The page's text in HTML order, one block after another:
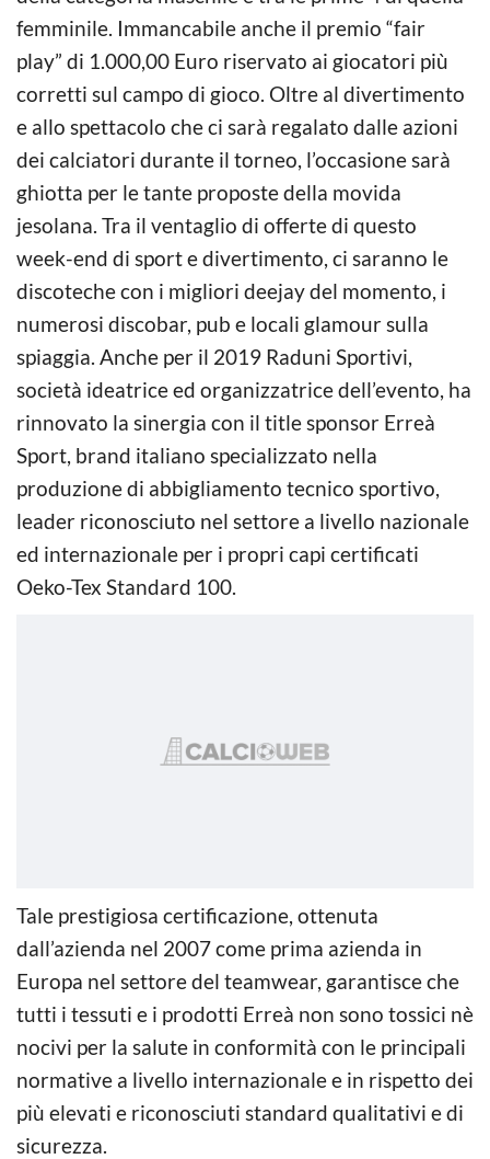
femminile. Immancabile anche il premio “fair
play” di 1.000,00 Euro riservato ai giocatori più
corretti sul campo di gioco. Oltre al divertimento
e allo spettacolo che ci sarà regalato dalle azioni
dei calciatori durante il torneo, l’occasione sarà
ghiotta per le tante proposte della movida
jesolana. Tra il ventaglio di offerte di questo
week-end di sport e divertimento, ci saranno le
discoteche con i migliori deejay del momento, i
numerosi discobar, pub e locali glamour sulla
spiaggia. Anche per il 2019 Raduni Sportivi,
società ideatrice ed organizzatrice dell’evento, ha
rinnovato la sinergia con il title sponsor Erreà
Sport, brand italiano specializzato nella
produzione di abbigliamento tecnico sportivo,
leader riconosciuto nel settore a livello nazionale
ed internazionale per i propri capi certificati
Oeko-Tex Standard 100.
Tale prestigiosa certificazione, ottenuta
dall’azienda nel 2007 come prima azienda in
Europa nel settore del teamwear, garantisce che
tutti i tessuti e i prodotti Erreà non sono tossici nè
nocivi per la salute in conformità con le principali
normative a livello internazionale e in rispetto dei
più elevati e riconosciuti standard qualitativi e di
sicurezza.